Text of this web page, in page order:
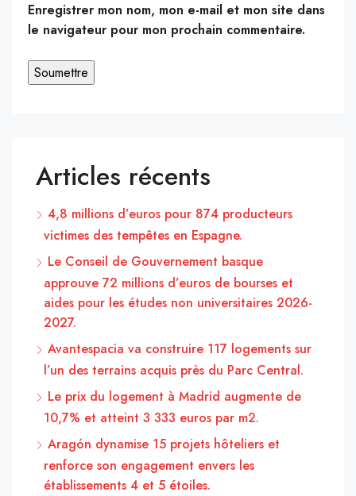
Enregistrer mon nom, mon e-mail et mon site dans
le navigateur pour mon prochain commentaire.
Articles récents
4,8 millions d’euros pour 874 producteurs
victimes des tempêtes en Espagne.
Le Conseil de Gouvernement basque
approuve 72 millions d’euros de bourses et
aides pour les études non universitaires 2026-
2027.
Avantespacia va construire 117 logements sur
l’un des terrains acquis près du Parc Central.
Le prix du logement à Madrid augmente de
10,7% et atteint 3 333 euros par m2.
Aragón dynamise 15 projets hôteliers et
renforce son engagement envers les
établissements 4 et 5 étoiles.